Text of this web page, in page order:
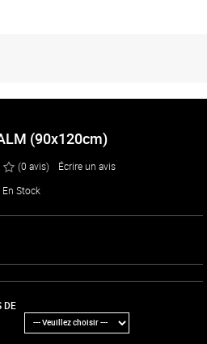
(90x120cm)
(0 avis) Écrire un avis
Stock
DE